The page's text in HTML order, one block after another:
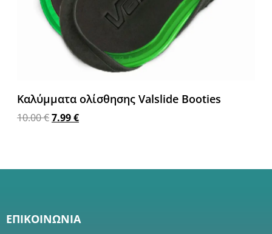
Καλύμματα ολίσθησης Valslide Booties
10.00€7.99€
ΕΠΙΚΟΙΝΩΝΙΑ